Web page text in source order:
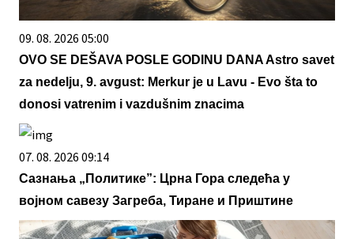
09. 08. 2026 05:00
OVO SE DEŠAVA POSLE GODINU DANA Astro savet
za nedelju, 9. avgust: Merkur je u Lavu - Evo šta to
donosi vatrenim i vazdušnim znacima
07. 08. 2026 09:14
Сазнања „Политике”: Црна Гора следећа у
војном савезу Загреба, Тиране и Приштине